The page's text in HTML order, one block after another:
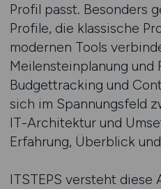
Profil passt. Besonders
Profile, die klassische
modernen Tools
Meilensteinplanung und
Budgettracking und
sich im Spannungsfeld
IT-Architektur und
Erfahrung, Überblick
ITSTEPS versteht diese